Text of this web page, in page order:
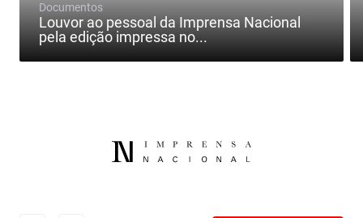
Documentos
Louvor ao pessoal da Imprensa Nacional
pela edição impressa no...